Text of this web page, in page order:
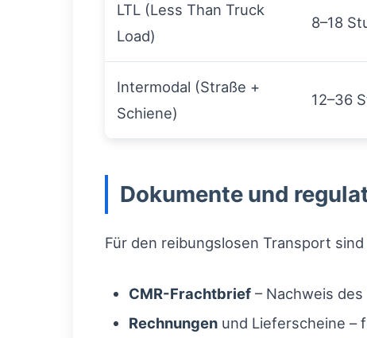
LTL (Less Than Truck
Load)
8–18
Intermodal (Straße +
Schiene)
12–36
Dokumente und
Für den reibungslosen Transport
CMR-Frachtbrief – Nachweis
Rechnungen und Lieferscheine –